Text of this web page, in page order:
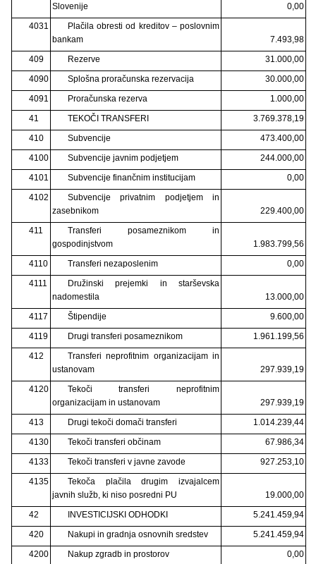
Slovenije
0,00
4031
Plačila obresti od kreditov – poslovnim
bankam
7.493,98
409
Rezerve
31.000,00
4090
Splošna proračunska rezervacija
30.000,00
4091
Proračunska rezerva
1.000,00
41
TEKOČI TRANSFERI
3.769.378,19
410
Subvencije
473.400,00
4100
Subvencije javnim podjetjem
244.000,00
4101
Subvencije finančnim institucijam
0,00
4102
Subvencije privatnim podjetjem in
zasebnikom
229.400,00
411
Transferi posameznikom in
gospodinjstvom
1.983.799,56
4110
Transferi nezaposlenim
0,00
4111
Družinski prejemki in starševska
nadomestila
13.000,00
4117
Štipendije
9.600,00
4119
Drugi transferi posameznikom
1.961.199,56
412
Transferi neprofitnim organizacijam in
ustanovam
297.939,19
4120
Tekoči transferi neprofitnim
organizacijam in ustanovam
297.939,19
413
Drugi tekoči domači transferi
1.014.239,44
4130
Tekoči transferi občinam
67.986,34
4133
Tekoči transferi v javne zavode
927.253,10
4135
Tekoča plačila drugim izvajalcem
javnih služb, ki niso posredni PU
19.000,00
42
INVESTICIJSKI ODHODKI
5.241.459,94
420
Nakupi in gradnja osnovnih sredstev
5.241.459,94
4200
Nakup zgradb in prostorov
0,00